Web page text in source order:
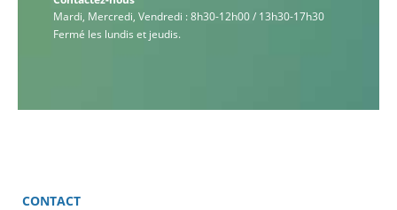
Mardi, Mercredi, Vendredi : 8h30-12h00 / 13h30-17h30
Fermé les lundis et jeudis.
CONTACT